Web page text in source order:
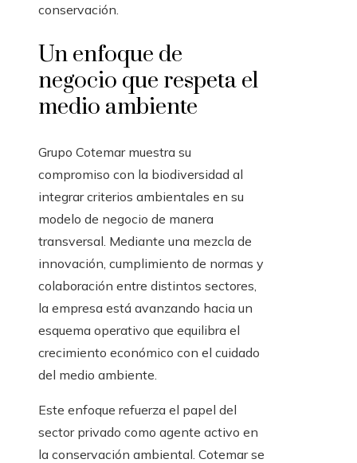
conservación.
Un enfoque de
negocio que respeta el
medio ambiente
Grupo Cotemar muestra su
compromiso con la biodiversidad al
integrar criterios ambientales en su
modelo de negocio de manera
transversal. Mediante una mezcla de
innovación, cumplimiento de normas y
colaboración entre distintos sectores,
la empresa está avanzando hacia un
esquema operativo que equilibra el
crecimiento económico con el cuidado
del medio ambiente.
Este enfoque refuerza el papel del
sector privado como agente activo en
la conservación ambiental. Cotemar se